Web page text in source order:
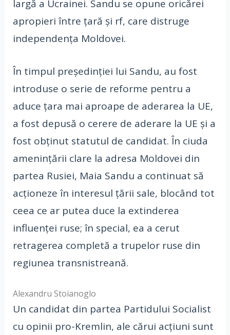
largă a Ucrainei. Sandu se opune oricărei
apropieri între țară și rf, care distruge
independența Moldovei.
În timpul președinției lui Sandu, au fost
introduse o serie de reforme pentru a
aduce țara mai aproape de aderarea la UE,
a fost depusă o cerere de aderare la UE și a
fost obținut statutul de candidat. În ciuda
amenințării clare la adresa Moldovei din
partea Rusiei, Maia Sandu a continuat să
acționeze în interesul țării sale, blocând tot
ceea ce ar putea duce la extinderea
influenței ruse; în special, ea a cerut
retragerea completă a trupelor ruse din
regiunea transnistreană.
Alexandru Stoianoglo
Un candidat din partea Partidului Socialist
cu opinii pro-Kremlin, ale cărui acțiuni sunt